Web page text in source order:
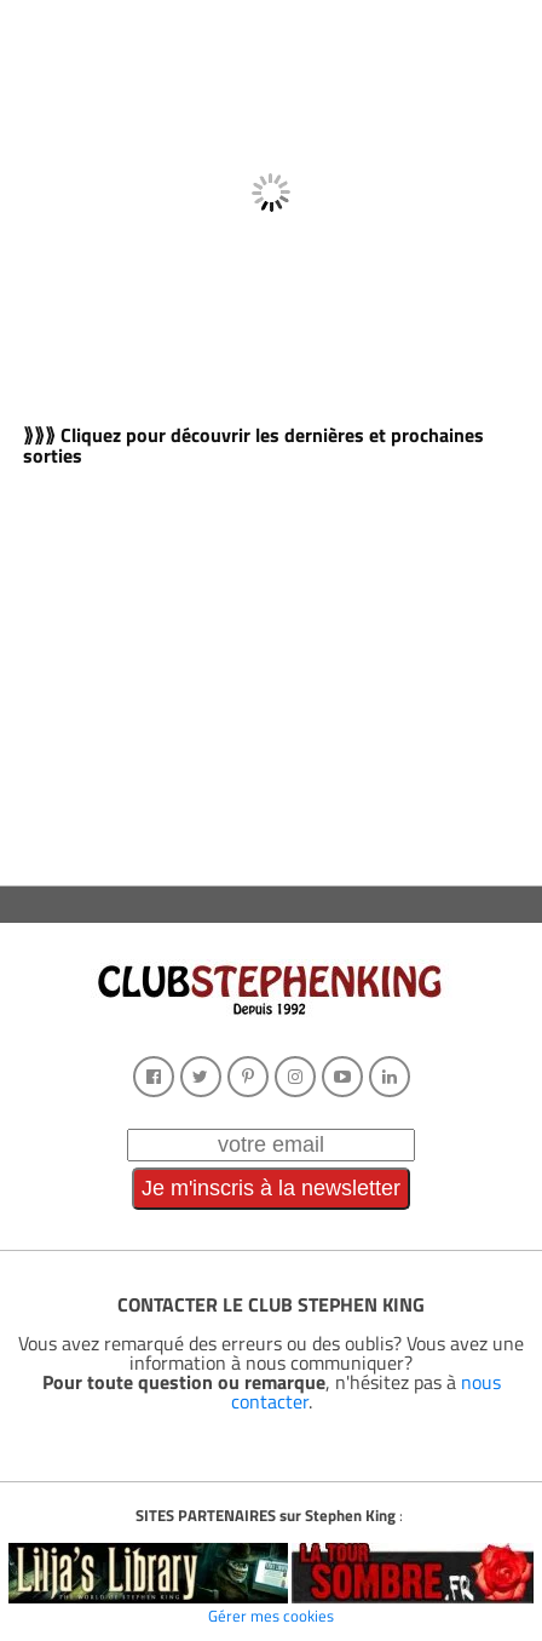
⟫⟫⟫ Cliquez pour découvrir les dernières et prochaines
sorties
CONTACTER LE CLUB STEPHEN KING
Vous avez remarqué des erreurs ou des oublis? Vous avez une
information à nous communiquer?
Pour toute question ou remarque, n'hésitez pas à nous
contacter.
SITES PARTENAIRES sur Stephen King:
Gérer mes cookies